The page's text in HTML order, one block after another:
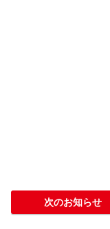
次のお知らせ